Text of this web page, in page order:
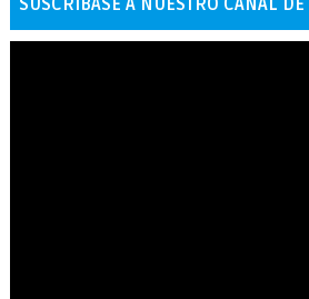
SUSCRÍBASE A NUESTRO CANAL DE